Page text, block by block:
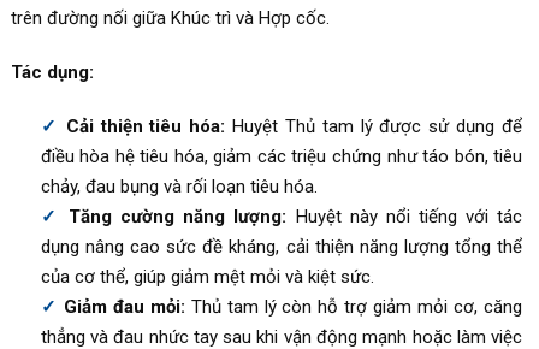
trên đường nối giữa Khúc trì và Hợp cốc.
Tác dụng:
Cải thiện tiêu hóa: Huyệt Thủ tam lý được sử dụng để
điều hòa hệ tiêu hóa, giảm các triệu chứng như táo bón, tiêu
chảy, đau bụng và rối loạn tiêu hóa.
Tăng cường năng lượng: Huyệt này nổi tiếng với tác
dụng nâng cao sức đề kháng, cải thiện năng lượng tổng thể
của cơ thể, giúp giảm mệt mỏi và kiệt sức.
Giảm đau mỏi: Thủ tam lý còn hỗ trợ giảm mỏi cơ, căng
thẳng và đau nhức tay sau khi vận động mạnh hoặc làm việc